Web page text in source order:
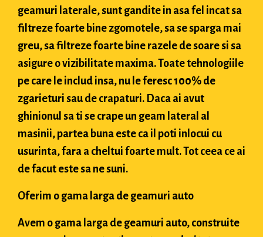
geamuri laterale, sunt gandite in asa fel incat sa
filtreze foarte bine zgomotele, sa se sparga mai
greu, sa filtreze foarte bine razele de soare si sa
asigure o vizibilitate maxima. Toate tehnologiile
pe care le includ insa, nu le feresc 100% de
zgarieturi sau de crapaturi. Daca ai avut
ghinionul sa ti se crape un geam lateral al
masinii, partea buna este ca il poti inlocui cu
usurinta, fara a cheltui foarte mult. Tot ceea ce ai
de facut este sa ne suni.
Oferim o gama larga de geamuri auto
Avem o gama larga de geamuri auto, construite